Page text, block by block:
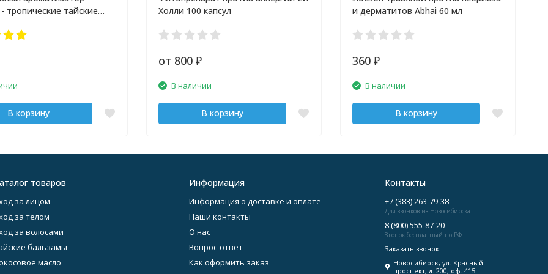
тропические тайские
В корзину
Холли 100 капсул
от 800 ₽
В наличии
В корзину
и дерматитов Abhai 60 мл
360 ₽
В наличии
В корзину
товаров
за лицом
за телом
за волосами
бальзамы
масло
Информация
Информация о доставке и оплате
Наши контакты
О нас
Вопрос-ответ
Как оформить заказ
Контакты
+7 (383) 263-79-38
Для звонков из Новосибирска
8 (800) 555-87-20
Звонок бесплатный по РФ
Заказать звонок
Новосибирск, ул. Красный
проспект, д. 200, оф. 415